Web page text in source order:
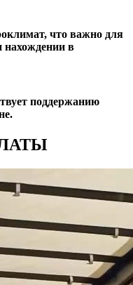
что важно для
нахождении в
поддержанию